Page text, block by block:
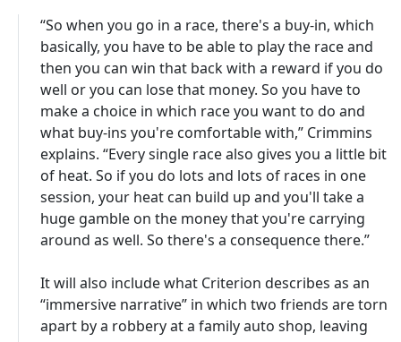
“So when you go in a race, there's a buy-in, which
basically, you have to be able to play the race and
then you can win that back with a reward if you do
well or you can lose that money. So you have to
make a choice in which race you want to do and
what buy-ins you're comfortable with,” Crimmins
explains. “Every single race also gives you a little bit
of heat. So if you do lots and lots of races in one
session, your heat can build up and you'll take a
huge gamble on the money that you're carrying
around as well. So there's a consequence there.”
It will also include what Criterion describes as an
“immersive narrative” in which two friends are torn
apart by a robbery at a family auto shop, leaving